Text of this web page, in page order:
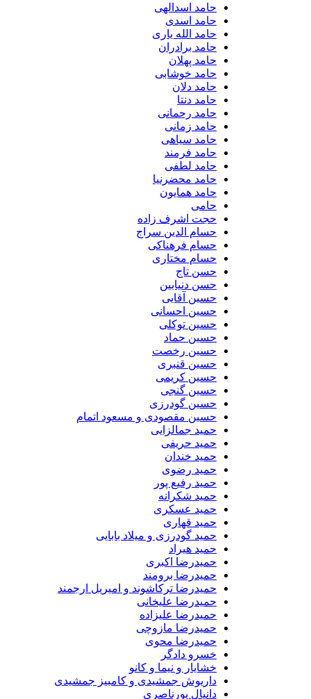
حامد اسدالهی
حامد اسدی
حامد الله یاری
حامد برادران
حامد پهلان
حامد خوشابی
حامد دلان
حامد دنتا
حامد رحمانی
حامد زمانی
حامد سیاهی
حامد فرمند
حامد لطفی
حامد محضرنیا
حامد همایون
حجت اشرف زاده
حسام الدین سراج
حسام فرهناکی
حسام مختاری
حسن تاج
حسن دنیابین
حسین آقایی
حسین احسانی
حسین توکلی
حسین حماد
حسین رخصت
حسین قنبری
حسین کریمی
حسین گنجی
حسین گودرزی
حسین مقصودی و مسعود اتمام
حمید جمالزایی
حمید حریفی
حمید خندان
حمید رضوی
حمید رفیع پور
حمید شکرانه
حمید عسکری
حمید قهاری
حمید گودرزی و میلاد بابایی
حمید هیراد
حمیدرضا اکبری
حمیدرضا برومند
حمیدرضا ترکاشوند و امیریل ارجمند
حمیدرضا علیخانی
حمیدرضا علیزاده
حمیدرضا مازوچی
حمیدرضا محوی
خسرو دادگر
خشایار و نیما و کانو
داریوش جمشیدی و کامبیز جمشیدی
دانیال پورناصری